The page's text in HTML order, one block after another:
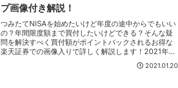
プ画像付き解説！
つみたてNISAを始めたいけど年度の途中からでもいい
の？年間限度額まで買付したいけどできる？そんな疑
問を解決すべく買付額がポイントバックされるお得な
楽天証券での画像入りで詳しく解説します！2021年か
らでもまだ間に合う『つみたてNISA』を始めよう！
2021.01.20